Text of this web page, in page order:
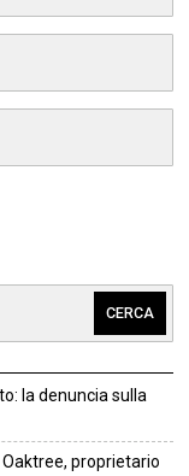
CERCA
la denuncia sulla
proprietario